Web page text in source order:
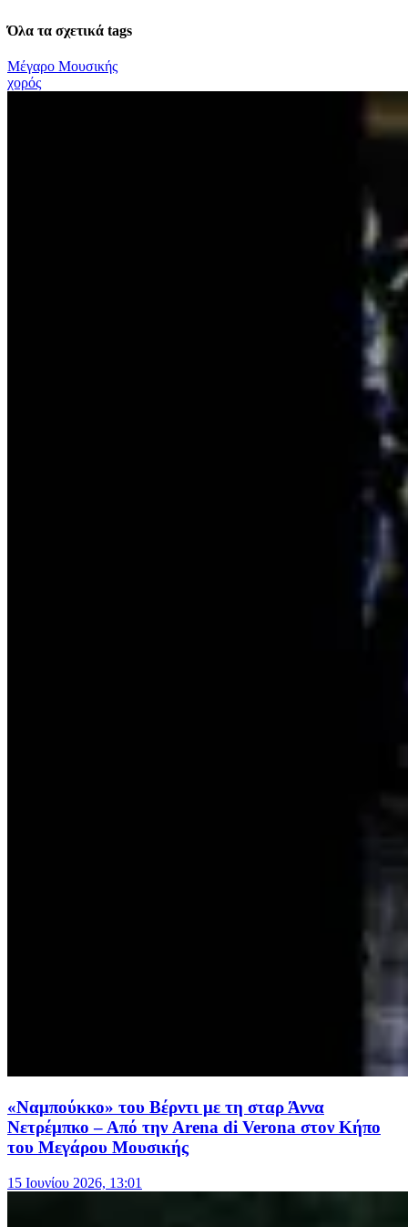
Όλα τα σχετικά tags
Μέγαρο Μουσικής
χορός
«Ναμπούκκο» του Βέρντι με τη σταρ Άννα
Νετρέμπκο – Από την Arena di Verona στον Κήπο
του Μεγάρου Μουσικής
15 Ιουνίου 2026, 13:01